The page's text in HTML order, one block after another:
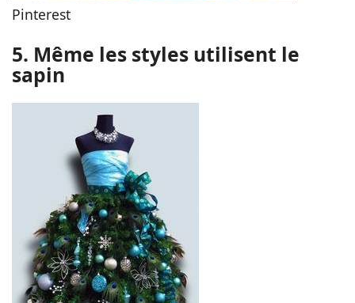
Pinterest
5. Même les styles utilisent le
sapin